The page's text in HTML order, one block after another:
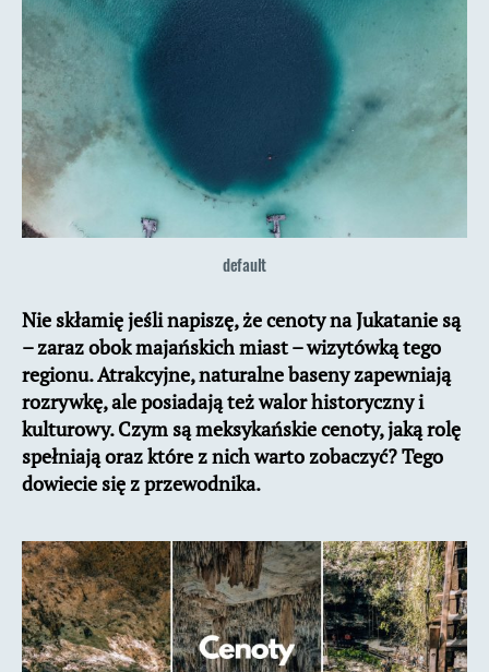
najpiękniejsze?
default
Nie skłamię jeśli napiszę, że cenoty na Jukatanie są
– zaraz obok majańskich miast – wizytówką tego
regionu. Atrakcyjne, naturalne baseny zapewniają
rozrywkę, ale posiadają też walor historyczny i
kulturowy. Czym są meksykańskie cenoty, jaką rolę
spełniają oraz które z nich warto zobaczyć? Tego
dowiecie się z przewodnika.